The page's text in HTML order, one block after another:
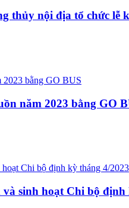
thủy nội địa tổ chức lễ
năm 2023 bằng GO
sinh hoạt Chi bộ định